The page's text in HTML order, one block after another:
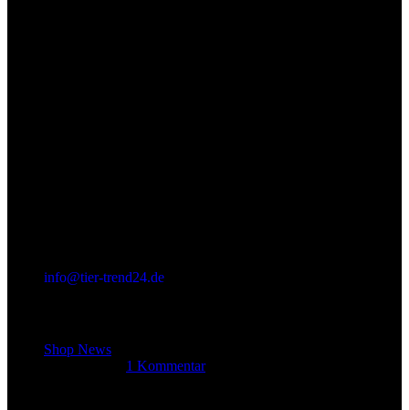
info@tier-trend24.de
Shop News
1 Kommentar